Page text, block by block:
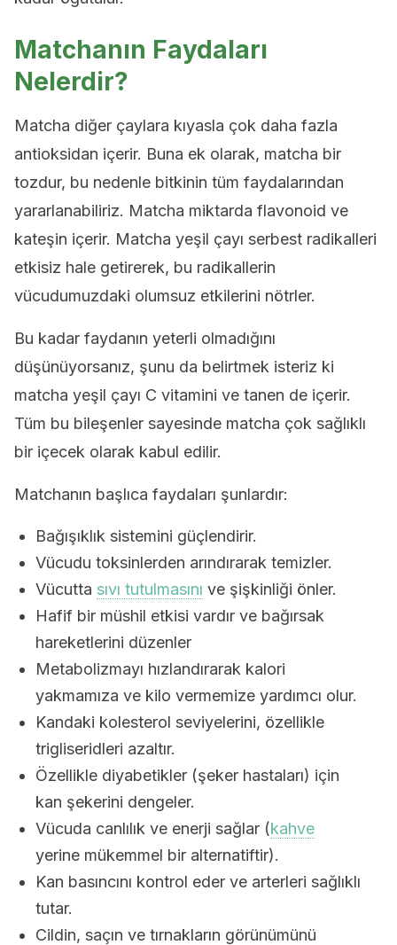
Matchanın Faydaları
Nelerdir?
Matcha diğer çaylara kıyasla çok daha fazla
antioksidan içerir. Buna ek olarak, matcha bir
tozdur, bu nedenle bitkinin tüm faydalarından
yararlanabiliriz. Matcha miktarda flavonoid ve
kateşin içerir. Matcha yeşil çayı serbest radikalleri
etkisiz hale getirerek, bu radikallerin
vücudumuzdaki olumsuz etkilerini nötrler.
Bu kadar faydanın yeterli olmadığını
düşünüyorsanız, şunu da belirtmek isteriz ki
matcha yeşil çayı C vitamini ve tanen de içerir.
Tüm bu bileşenler sayesinde matcha çok sağlıklı
bir içecek olarak kabul edilir.
Matchanın başlıca faydaları şunlardır:
Bağışıklık sistemini güçlendirir.
Vücudu toksinlerden arındırarak temizler.
Vücutta sıvı tutulmasını ve şişkinliği önler.
Hafif bir müshil etkisi vardır ve bağırsak
hareketlerini düzenler
Metabolizmayı hızlandırarak kalori
yakmamıza ve kilo vermemize yardımcı olur.
Kandaki kolesterol seviyelerini, özellikle
trigliseridleri azaltır.
Özellikle diyabetikler (şeker hastaları) için
kan şekerini dengeler.
Vücuda canlılık ve enerji sağlar (kahve
yerine mükemmel bir alternatiftir).
Kan basıncını kontrol eder ve arterleri sağlıklı
tutar.
Cildin, saçın ve tırnakların görünümünü